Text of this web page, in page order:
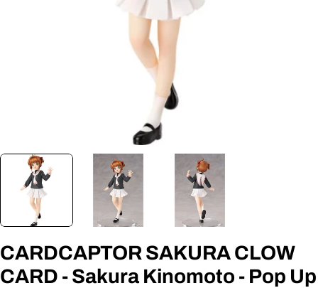
CARDCAPTOR SAKURA CLOW
CARD - Sakura Kinomoto - Pop Up